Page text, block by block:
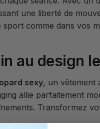
une liberté de
comme dans vos
au design
sexy, un vêtement
allie parfaitement
Transformez